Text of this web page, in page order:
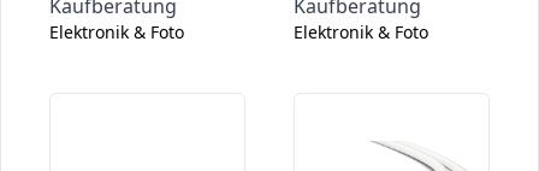
Kaufberatung
Elektronik & Foto
Kaufberatung
Elektronik & Foto